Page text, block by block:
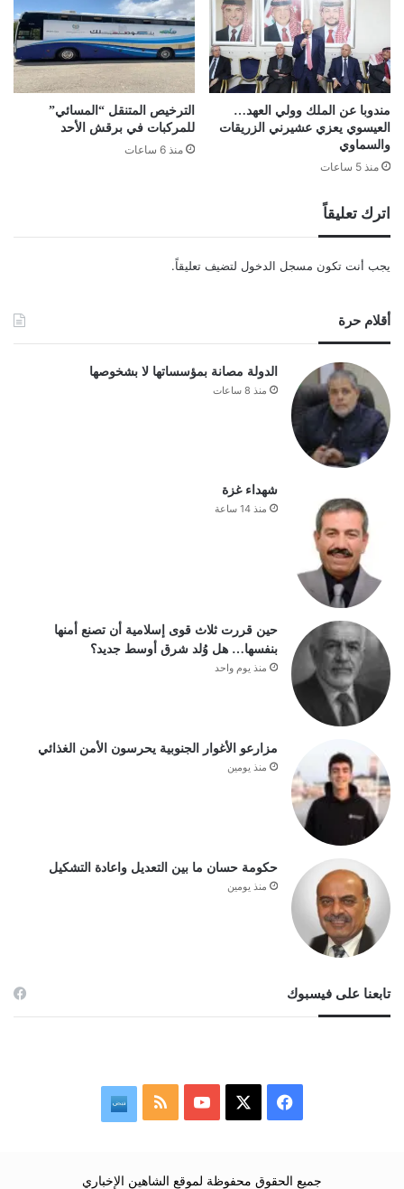
مندوبا عن الملك وولي العهد…
العيسوي يعزي عشيرني الزريقات
والسماوي
منذ 5 ساعات
الترخيص المتنقل “المسائي”
للمركبات في برقش الأحد
منذ 6 ساعات
اترك تعليقاً
يجب أنت تكون مسجل الدخول لتضيف تعليقاً.
أقلام حرة
الدولة مصانة بمؤسساتها لا بشخوصها
منذ 8 ساعات
شهداء غزة
منذ 14 ساعة
حين قررت ثلاث قوى إسلامية أن تصنع أمنها
بنفسها… هل وُلد شرق أوسط جديد؟
منذ يوم واحد
مزارعو الأغوار الجنوبية يحرسون الأمن الغذائي
منذ يومين
حكومة حسان ما بين التعديل واعادة التشكيل
منذ يومين
تابعنا على فيسبوك
فيسبوك ‫YouTubeملخص
RSS
جميع الحقوق محفوظة لموقع الشاهين الإخباري